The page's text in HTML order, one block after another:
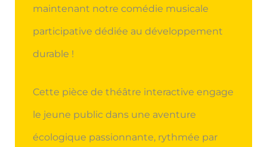
maintenant notre comédie musicale
participative dédiée au développement
durable !
Cette pièce de théâtre interactive engage
le jeune public dans une aventure
écologique passionnante, rythmée par